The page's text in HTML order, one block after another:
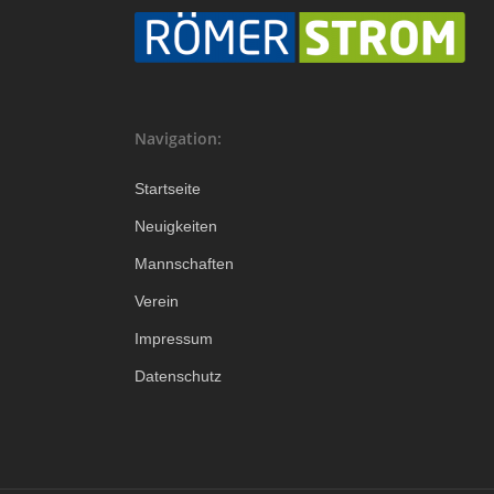
Navigation:
Startseite
Neuigkeiten
Mannschaften
Verein
Impressum
Datenschutz